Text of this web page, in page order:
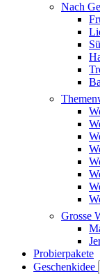
Nach
Grosse
Probierpakete
Geschenkidee